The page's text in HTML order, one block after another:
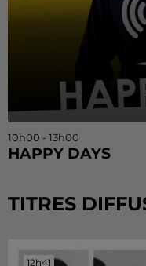
10h00 - 13h00
HAPPY DAYS
TITRES
12h41
12h41